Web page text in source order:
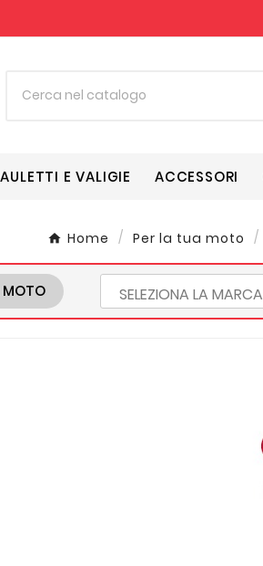
E VALIGIE ACCESSORI
Home Per la tua moto
MOTO